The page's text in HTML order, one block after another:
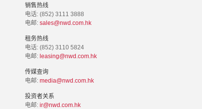
销售热线
电话: (852) 3111 3888
电邮: sales@nwd.com.hk
租务热线
电话: (852) 3110 5824
电邮: leasing@nwd.com.hk
传媒查询
电邮: media@nwd.com.hk
投资者关系
电邮: ir@nwd.com.hk